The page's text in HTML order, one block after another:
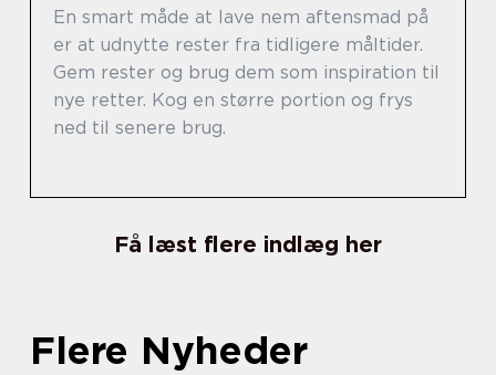
En smart måde at lave nem aftensmad på
er at udnytte rester fra tidligere måltider.
Gem rester og brug dem som inspiration til
nye retter. Kog en større portion og frys
ned til senere brug.
Få læst flere indlæg her
Flere Nyheder